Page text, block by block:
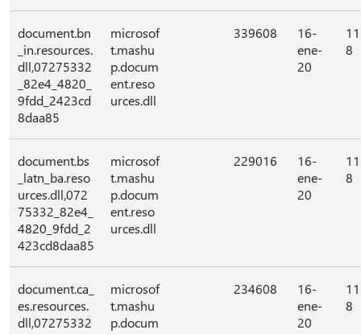
document.bn
_in.resources.
dll,07275332
_82e4_4820_
9fdd_2423cd
8daa85
microsof
t.mashu
p.docum
ent.reso
urces.dll
339608
16-
ene-
20
8
document.bs
_latn_ba.reso
urces.dll,072
75332_82e4_
4820_9fdd_2
423cd8daa85
microsof
t.mashu
p.docum
ent.reso
urces.dll
229016
16-
ene-
20
8
document.ca_
es.resources.
dll,07275332
microsof
t.mashu
p.docum
234608
16-
ene-
20
8